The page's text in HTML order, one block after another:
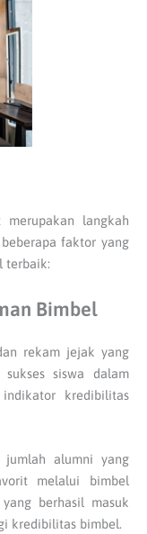
langkah
faktor yang
terbaik:
Bimbel
rekam jejak yang
siswa dalam
kredibilitas
alumni yang
melalui bimbel
berhasil masuk
kredibilitas bimbel.